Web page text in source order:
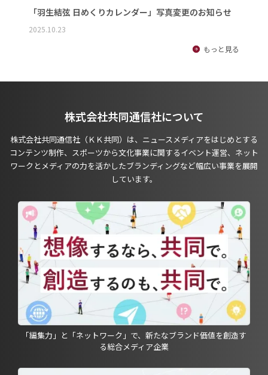
「羽生結弦 日めくりカレンダー」写真変更のお知らせ
2025.10.23
もっと見る
株式会社共同通信社について
株式会社共同通信社（ＫＫ共同）は、ニュースメディアをはじめとする
コンテンツ制作、スポーツから文化事業に関するイベント運営、ネット
ワークとメディアの力を活かしたブランディングなど幅広い事業を展開
しています。
「編集力」と「ネットワーク」で、新たなブランド価値を創造す
る総合メディア企業